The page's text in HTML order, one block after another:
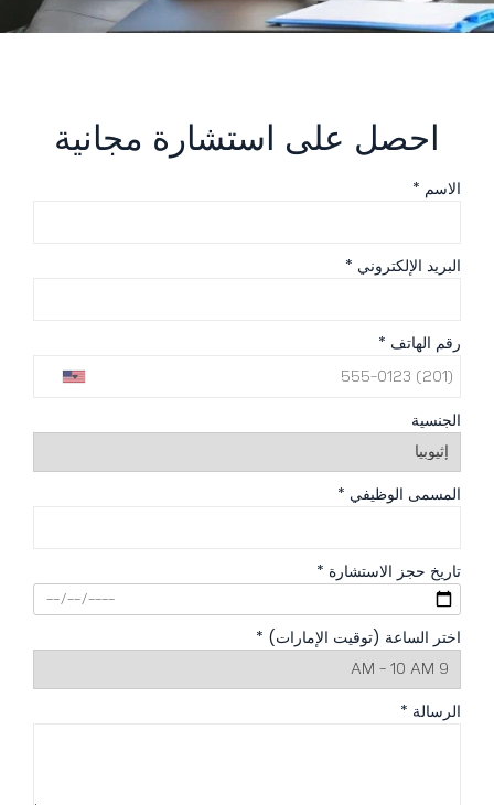
احصل على استشارة مجانية
الاسم *
البريد الإلكتروني *
رقم الهاتف *
الجنسية
المسمى الوظيفي *
تاريخ حجز الاستشارة *
اختر الساعة (توقيت الإمارات) *
الرسالة *